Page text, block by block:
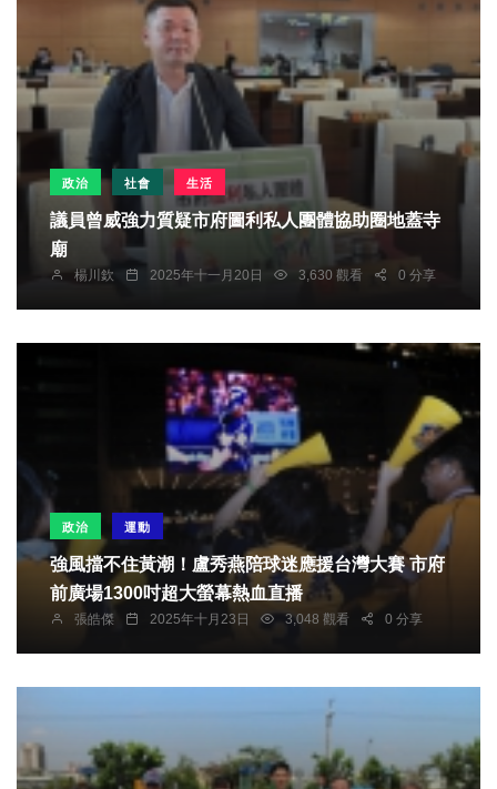
政治 社會 生活
議員曾威強力質疑市府圖利私人團體協助圈地蓋寺
廟
楊川欽 2025年十一月20日 3,630 觀看 0 分享
政治 運動
強風擋不住黃潮！盧秀燕陪球迷應援台灣大賽 市府
前廣場1300吋超大螢幕熱血直播
張皓傑 2025年十月23日 3,048 觀看 0 分享